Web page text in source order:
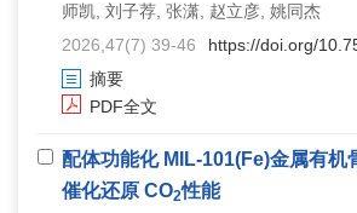
师凯, 刘子荐, 张潇, 赵立彦, 姚同杰
2026,47(7) 39-46
https://doi.org/
摘要
PDF全文
配体功能化 MIL-101(Fe)金属有机
催化还原 CO2性能